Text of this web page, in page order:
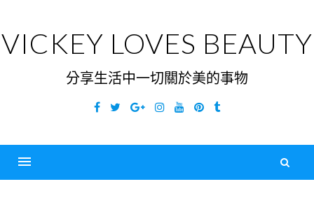
content
VICKEY LOVES BEAUTY
分享生活中一切關於美的事物
Facebook
TwitterGoogleInstagramYouTubePinterest
Tumblr